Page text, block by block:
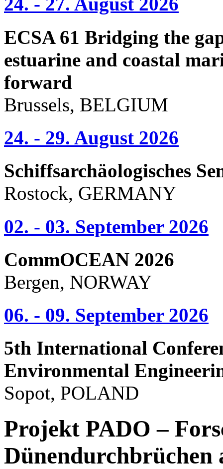
ECSA 61 Bridging the
estuarine and coastal
forward
Brussels, BELGIUM
24. - 29. August 2026
Schiffsarchäologisches
Rostock, GERMANY
02. - 03. September 2026
CommOCEAN 2026
Bergen, NORWAY
06. - 09. September 2026
5th International
Environmental
Sopot, POLAND
Projekt PADO –
Dünendurchbrüchen